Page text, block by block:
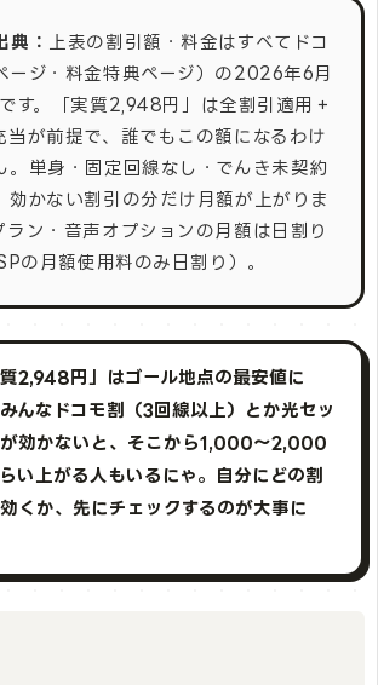
典：
上表の割引額・料金はすべてドコ
ージ・料金特典ページ）の2026年6月
す。「実質2,948円」は全割引適用＋
当が前提で、誰でもこの額になるわけ
。単身・固定回線なし・でんき未契約
効かない割引の分だけ月額が上がりま
ラン・音声オプションの月額は日割り
の月額使用料のみ日割り）。
質2,948円」はゴール地点の最安値に
んなドコモ割（3回線以上）とか光セッ
が効かないと、そこから1,000〜2,000
い上がる人もいるにゃ。自分にどの割
くか、先にチェックするのが大事に